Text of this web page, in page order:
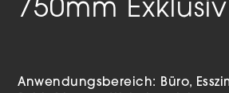
750mm Exklusiv
Anwendungsbereich: Büro